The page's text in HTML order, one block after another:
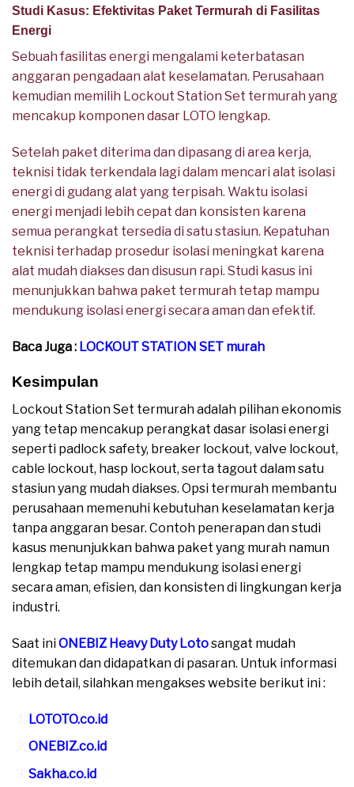
Studi Kasus: Efektivitas Paket Termurah di Fasilitas
Energi
Sebuah fasilitas energi mengalami keterbatasan
anggaran pengadaan alat keselamatan. Perusahaan
kemudian memilih Lockout Station Set termurah yang
mencakup komponen dasar LOTO lengkap.
Setelah paket diterima dan dipasang di area kerja,
teknisi tidak terkendala lagi dalam mencari alat isolasi
energi di gudang alat yang terpisah. Waktu isolasi
energi menjadi lebih cepat dan konsisten karena
semua perangkat tersedia di satu stasiun. Kepatuhan
teknisi terhadap prosedur isolasi meningkat karena
alat mudah diakses dan disusun rapi. Studi kasus ini
menunjukkan bahwa paket termurah tetap mampu
mendukung isolasi energi secara aman dan efektif.
Baca Juga : LOCKOUT STATION SET murah
Kesimpulan
Lockout Station Set termurah adalah pilihan ekonomis
yang tetap mencakup perangkat dasar isolasi energi
seperti padlock safety, breaker lockout, valve lockout,
cable lockout, hasp lockout, serta tagout dalam satu
stasiun yang mudah diakses. Opsi termurah membantu
perusahaan memenuhi kebutuhan keselamatan kerja
tanpa anggaran besar. Contoh penerapan dan studi
kasus menunjukkan bahwa paket yang murah namun
lengkap tetap mampu mendukung isolasi energi
secara aman, efisien, dan konsisten di lingkungan kerja
industri.
Saat iniONEBIZ Heavy Duty Lotosangat mudah
ditemukan dan didapatkan di pasaran. Untuk informasi
lebih detail, silahkan mengakses website berikut ini :
LOTOTO.co.id
ONEBIZ.co.id
Sakha.co.id